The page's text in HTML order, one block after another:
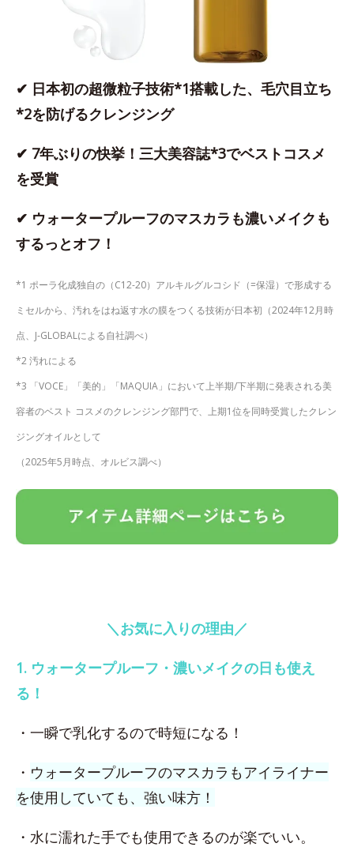
✔ 日本初の超微粒子技術*1搭載した、毛穴目立ち
*2を防げるクレンジング
✔ 7年ぶりの快挙！三大美容誌*3でベストコスメ
を受賞
✔ ウォータープルーフのマスカラも濃いメイクも
するっとオフ！
*1 ポーラ化成独自の（C12-20）アルキルグルコシド（=保湿）で形成する
ミセルから、汚れをはね返す水の膜をつくる技術が日本初（2024年12月時
点、J-GLOBALによる自社調べ）
*2 汚れによる
*3 「VOCE」「美的」「MAQUIA」において上半期/下半期に発表される美
容者のベスト コスメのクレンジング部門で、上期1位を同時受賞したクレン
ジングオイルとして
（2025年5月時点、オルビス調べ）
＼お気に入りの理由／
1. ウォータープルーフ・濃いメイクの日も使え
る！
・一瞬で乳化するので時短になる！
・ ウォータープルーフのマスカラもアイライナー
を使用していても、強い味方！
・水に濡れた手でも使用できるのが楽でいい。